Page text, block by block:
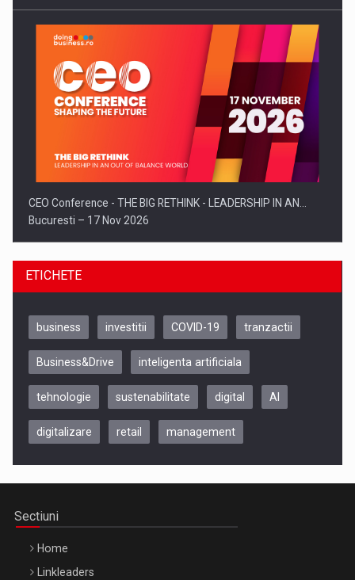
CEO Conference - THE BIG RETHINK - LEADERSHIP IN AN…
Bucuresti – 17 Nov 2026
Be Inspired. Make it Happen!, CLUJ, 9 Decembrie
ETICHETE
business investitii COVID-19 tranzactii
Business&Drive inteligenta artificiala
tehnologie sustenabilitate digital AI
digitalizare retail management
Sectiuni
Home
Linkleaders